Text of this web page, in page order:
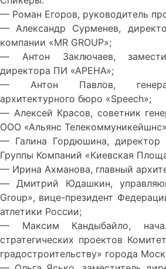
— Роман Егоров, руководитель
— Александр Сурменев,
компании «MR GROUP»;
— Антон Заключаев,
директора ПИ «АРЕНА»;
— Антон Павлов,
архитектурного бюро «Speech»;
— Алексей Красов, советник
ООО «Альянс
— Галина Гордюшина, директор
Группы Компаний «Киевская
— Ирина Ахманова, главный
— Дмитрий Юдашкин,
Group», вице-президент
атлетики России;
— Максим Кандыбайло,
стратегических проектов
градостроительству» города